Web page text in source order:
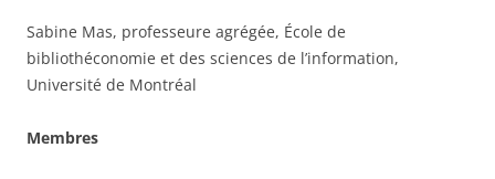
Sabine Mas, professeure agrégée, École de
bibliothéconomie et des sciences de l’information,
Université de Montréal
Membres